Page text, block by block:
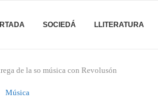
SOCIEDÁ LLITERATURA
de la so música con Revolusón
Música